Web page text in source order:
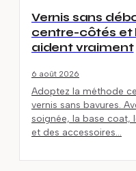
Vernis sans
centre-côtés et
aident vraiment
6 août 2026
Adoptez la méthode
vernis sans bavures.
soignée, la base coat,
et des accessoires…